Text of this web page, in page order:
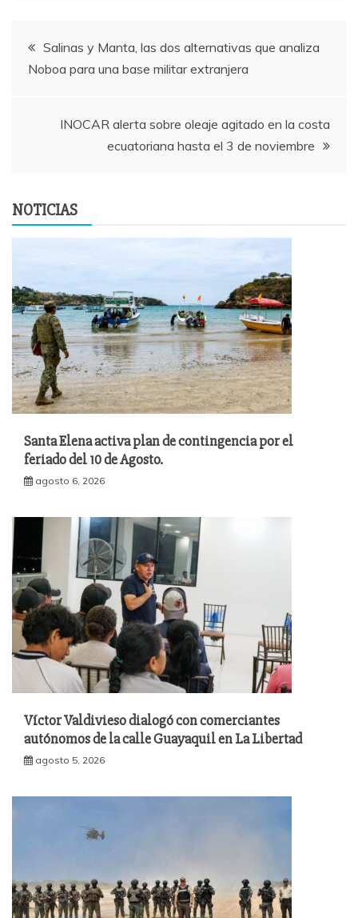
Navegación
de
entradas
Salinas y Manta, las dos alternativas que analiza
Noboa para una base militar extranjera
INOCAR alerta sobre oleaje agitado en la costa
ecuatoriana hasta el 3 de noviembre
NOTICIAS
Santa Elena activa plan de contingencia por el
feriado del 10 de Agosto.
agosto 6, 2026
Víctor Valdivieso dialogó con comerciantes
autónomos de la calle Guayaquil en La Libertad
agosto 5, 2026